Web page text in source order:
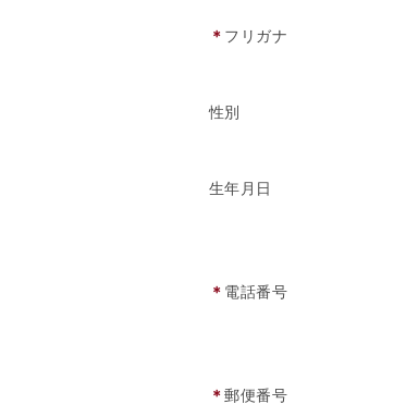
＊ フリガナ
性別
生年月日
＊ 電話番号
＊郵便番号